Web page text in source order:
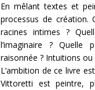
En mêlant textes et
processus de création.
racines intimes ?
l’imaginaire ? Quelle
raisonnée ? Intuitions
L’ambition de ce livre
Vittoretti est peintre,